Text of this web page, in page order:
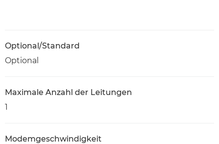
Optional/Standard
Optional
Maximale Anzahl der Leitungen
1
Modemgeschwindigkeit